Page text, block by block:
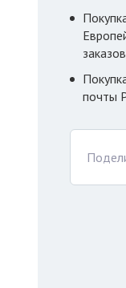
почты